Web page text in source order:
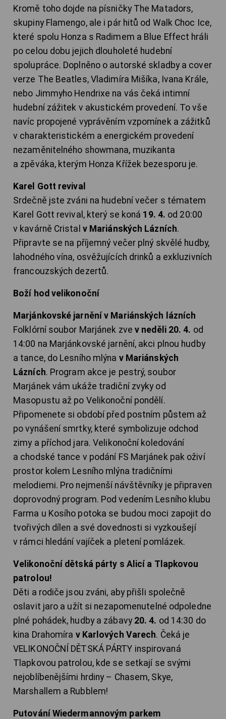
Kromě toho dojde na písničky The Matadors,
skupiny Flamengo, ale i pár hitů od Walk Choc Ice,
které spolu Honza s Radimem a Blue Effect hráli
po celou dobu jejich dlouholeté hudební
spolupráce. Doplněno o autorské skladby a cover
verze The Beatles, Vladimíra Mišíka, Ivana Krále,
nebo Jimmyho Hendrixe na vás čeká intimní
hudební zážitek v akustickém provedení. To vše
navíc propojené vyprávěním vzpomínek a zážitků
v charakteristickém a energickém provedení
nezaměnitelného showmana, muzikanta
a zpěváka, kterým Honza Křížek bezesporu je.
Karel Gott revival
Srdečně jste zváni na hudební večer s tématem
Karel Gott revival, který se koná 19. 4. od 20:00
v kavárně Cristal v Mariánských Lázních.
Připravte se na příjemný večer plný skvělé hudby,
lahodného vína, osvěžujících drinků a exkluzivních
francouzských dezertů.
Boží hod velikonoční
Marjánkovské jarnění v Mariánských lázních
Folklórní soubor Marjánek zve v neděli 20. 4. od
14:00 na Marjánkovské jarnění, akci plnou hudby
a tance, do Lesního mlýna v Mariánských
Lázních. Program akce je pestrý, soubor
Marjánek vám ukáže tradiční zvyky od
Masopustu až po Velikonoční pondělí.
Připomenete si období před postním půstem až
po vynášení smrtky, které symbolizuje odchod
zimy a příchod jara. Velikonoční koledování
a chodské tance v podání FS Marjánek pak oživí
prostor kolem Lesního mlýna tradičními
melodiemi. Pro nejmenší návštěvníky je připraven
doprovodný program. Pod vedením Lesního klubu
Farma u Kosího potoka se budou moci zapojit do
tvořivých dílen a své dovednosti si vyzkoušejí
v rámci hledání vajíček a pletení pomlázek.
Velikonoční dětská párty s Alicí a Tlapkovou
patrolou!
Děti a rodiče jsou zváni, aby přišli společně
oslavit jaro a užít si nezapomenutelné odpoledne
plné pohádek, hudby a zábavy 20. 4. od 14:30 do
kina Drahomíra v Karlových Varech. Čeká je
VELIKONOČNÍ DĚTSKÁ PÁRTY inspirovaná
Tlapkovou patrolou, kde se setkají se svými
nejoblíbenějšími hrdiny – Chasem, Skye,
Marshallem a Rubblem!
Putování Wiedermannovým parkem